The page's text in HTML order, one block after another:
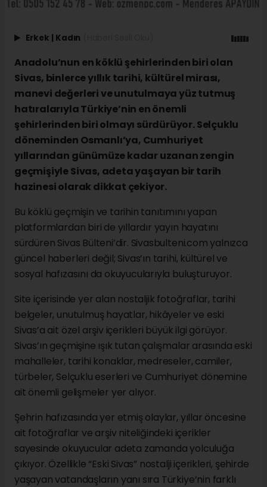
Erkek | Kadın
Anadolu’nun en köklü şehirlerinden biri olan
Sivas, binlerce yıllık tarihi, kültürel mirası,
manevi değerleri ve unutulmaya yüz tutmuş
hatıralarıyla Türkiye’nin en önemli
şehirlerinden biri olmayı sürdürüyor. Selçuklu
döneminden Osmanlı’ya, Cumhuriyet
yıllarından günümüze kadar uzanan zengin
geçmişiyle Sivas, adeta yaşayan bir tarih
hazinesi olarak dikkat çekiyor.
Bu köklü geçmişin ve tarihin tanıtımını yapan
platformlardan biri de yıllardır yayın hayatını
sürdüren Sivas Bülteni’dir. Sivasbulteni.com yalnızca
güncel haberleri değil; Sivas’ın tarihi, kültürel ve
sosyal hafızasını da okuyucularıyla buluşturuyor.
Site içerisinde yer alan nostaljik fotoğraflar, tarihi
belgeler, unutulmuş hayatlar, hikâyeler ve eski
Sivas’a ait özel arşiv içerikleri büyük ilgi görüyor.
Sivas’ın geçmişine ışık tutan çalışmalar arasında eski
mahalleler, tarihi konaklar, medreseler, camiler,
türbeler, Selçuklu eserleri ve Cumhuriyet dönemine
ait önemli gelişmeler yer alıyor.
Şehrin hafızasında yer etmiş olaylar, yıllar öncesine
ait fotoğraflar ve arşiv niteliğindeki içerikler
sayesinde okuyucular adeta zamanda yolculuğa
çıkıyor. Özellikle “Eski Sivas” nostalji içerikleri, şehirde
yaşayan vatandaşların yanı sıra Türkiye’nin farklı